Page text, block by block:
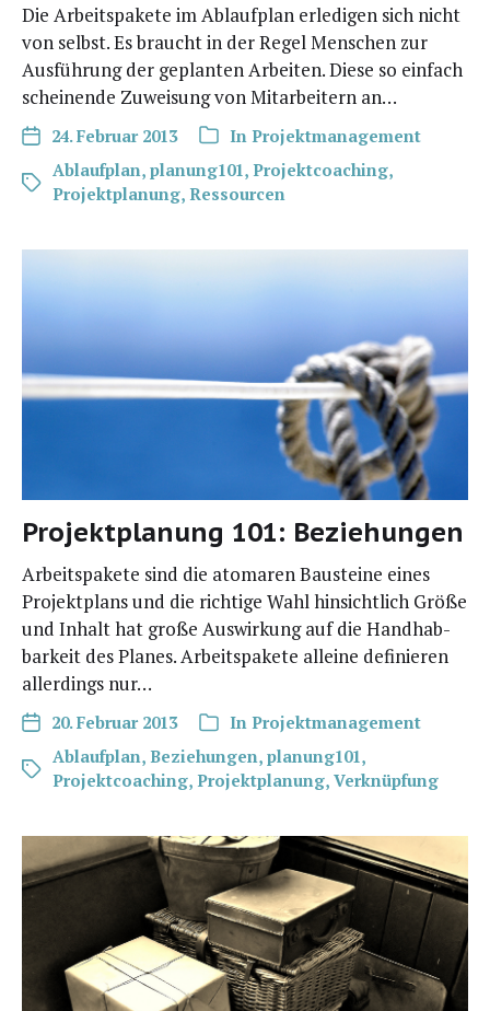
Die Arbeits­pa­ke­te im Ablauf­plan erle­di­gen sich nicht
von selbst. Es braucht in der Regel Men­schen zur
Aus­füh­rung der geplan­ten Arbei­ten. Die­se so ein­fach
schei­nen­de Zuwei­sung von Mit­ar­bei­tern an…
24. Februar 2013 In Projektmanagement
Ablaufplan, planung101, Projektcoaching,
Projektplanung, Ressourcen
Projektplanung 101: Beziehungen
Arbeits­pa­ke­te sind die ato­ma­ren Bau­stei­ne eines
Pro­jekt­plans und die rich­ti­ge Wahl hin­sicht­lich Grö­ße
und Inhalt hat gro­ße Aus­wir­kung auf die Hand­hab­
bar­keit des Pla­nes. Arbeits­pa­ke­te allei­ne defi­nie­ren
aller­dings nur…
20. Februar 2013 In Projektmanagement
Ablaufplan, Beziehungen, planung101,
Projektcoaching, Projektplanung, Verknüpfung